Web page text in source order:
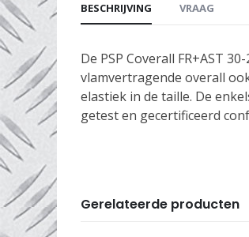
BESCHRIJVING VRAAG
De PSP Coverall FR+AST
vlamvertragende overall
elastiek in de taille. De
getest en gecertificeerd
Gerelateerde producten